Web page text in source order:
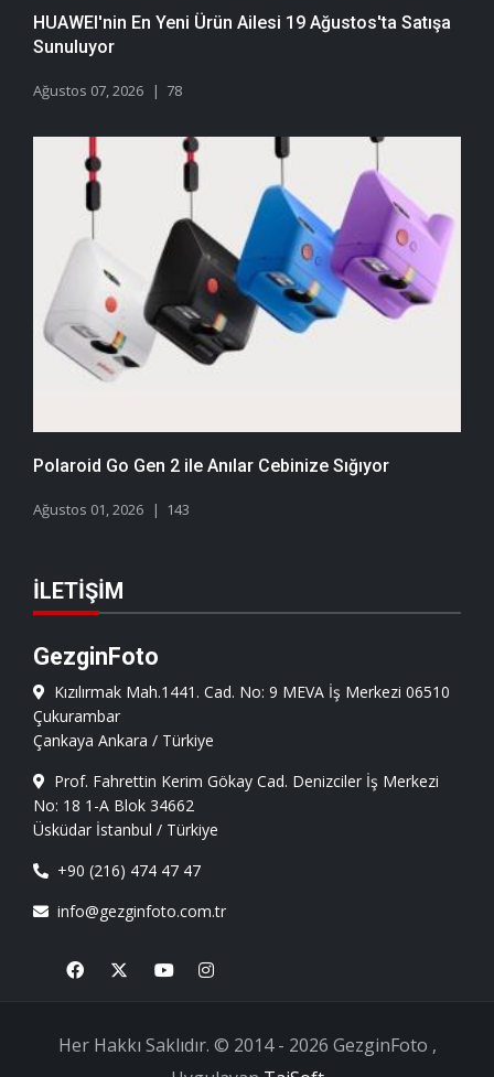
HUAWEI'nin En Yeni Ürün Ailesi 19 Ağustos'ta Satışa
Sunuluyor
Ağustos 07, 2026 78
Polaroid Go Gen 2 ile Anılar Cebinize Sığıyor
Ağustos 01, 2026 143
İLETIŞIM
GezginFoto
Kızılırmak Mah.1441. Cad. No: 9 MEVA İş Merkezi 06510
Çukurambar
Çankaya Ankara / Türkiye
Prof. Fahrettin Kerim Gökay Cad. Denizciler İş Merkezi
No: 18 1-A Blok 34662
Üsküdar İstanbul / Türkiye
+90 (216) 474 47 47
info@gezginfoto.com.tr
Her Hakkı Saklıdır. © 2014 - 2026 GezginFoto ,